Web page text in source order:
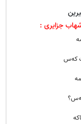
جزایری :
که‌س